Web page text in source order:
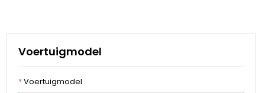
Voertuigmodel
*Voertuigmodel